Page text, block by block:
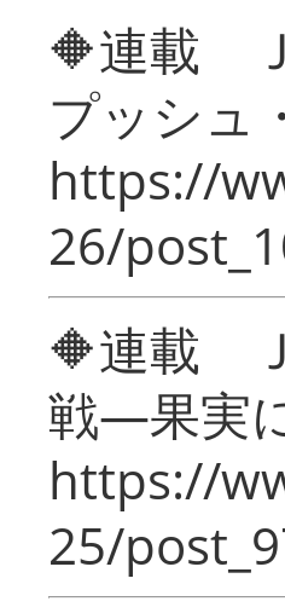
🔶連載
プッシュ
https://
26/
🔶連載
戦―果実
https://
25/